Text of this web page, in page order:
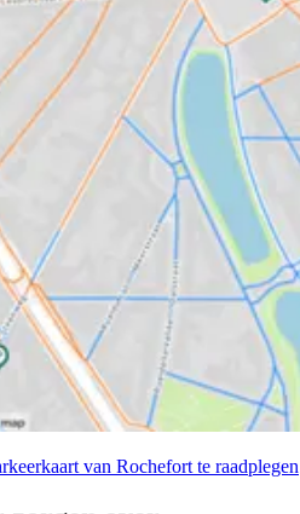
van Rochefort te raadplegen